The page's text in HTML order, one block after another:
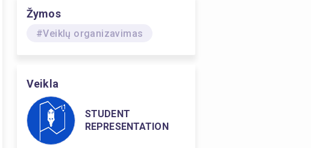
Žymos
#Veiklų organizavimas
Veikla
STUDENT
REPRESENTATION